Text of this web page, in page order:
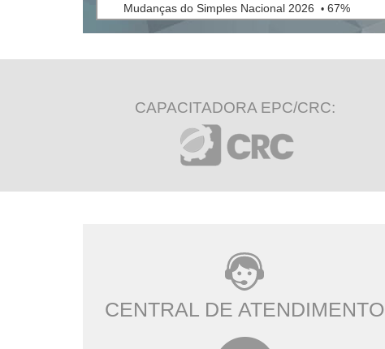
Mudanças do Simples Nacional 2026 • 67%
CAPACITADORA EPC/CRC:
CENTRAL DE ATENDIMENTO